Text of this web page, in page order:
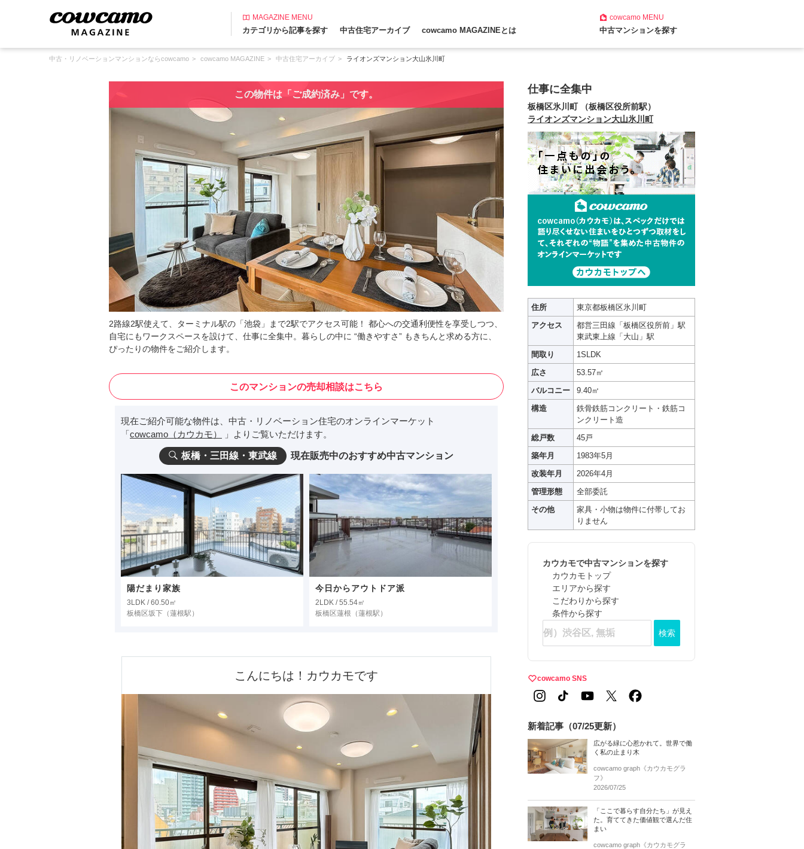
MAGAZINE MENU
カテゴリから記事を探す 中古住宅アーカイブ cowcamo MAGAZINEとは
cowcamoMENU
中古マンションを探す
中古・リノベーションマンションならcowcamo cowcamo MAGAZINE 中古住宅アーカイブ ライオンズマンション大山氷川町
この物件は「ご成約済み」です。
2路線2駅使えて、ターミナル駅の「池袋」まで2駅でアクセス可能！ 都心への交通利便性を享受しつつ、
自宅にもワークスペースを設けて、仕事に全集中。暮らしの中に “働きやすさ” もきちんと求める方に、
ぴったりの物件をご紹介します。
このマンションの売却相談はこちら
現在ご紹介可能な物件は、中古・リノベーション住宅のオンラインマーケット
「cowcamo（カウカモ） 」よりご覧いただけます。
板橋・三田線・東武線 現在販売中のおすすめ中古マンション
陽だまり家族
3LDK / 60.50㎡
板橋区坂下 （蓮根駅）
今日からアウトドア派
2LDK / 55.54㎡
板橋区蓮根 （蓮根駅）
こんにちは！カウカモです
仕事に全集中
板橋区氷川町 （板橋区役所前駅）
ライオンズマンション大山氷川町
住所
東京都板橋区氷川町
アクセス
都営三田線「板橋区役所前」駅
東武東上線「大山」駅
間取り
1SLDK
広さ
53.57㎡
バルコニー
9.40㎡
構造
鉄骨鉄筋コンクリート・鉄筋コ
ンクリート造
総戸数
45戸
築年月
1983年5月
改装年月
2026年4月
管理形態
全部委託
その他
家具・小物は物件に付帯してお
りません
カウカモで中古マンションを探す
カウカモトップ
エリアから探す
こだわりから探す
条件から探す
検索
cowcamo SNS
新着記事（07/25更新）
広がる緑に心惹かれて。世界で働
く私の止まり木
cowcamo graph《カウカモグラ
フ》
2026/07/25
「ここで暮らす自分たち」が見え
た。育ててきた価値観で選んだ住
まい
cowcamo graph《カウカモグラ